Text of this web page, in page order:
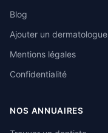
Blog
Ajouter un dermatologue
Mentions légales
Confidentialité
NOS ANNUAIRES